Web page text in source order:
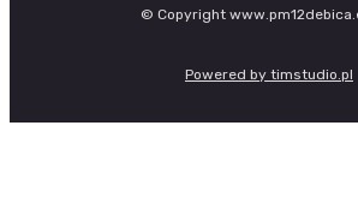
© Copyright
Powered by timstudio.pl